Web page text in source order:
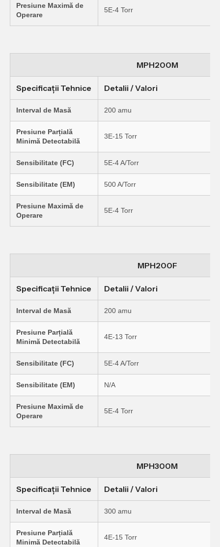
Presiune Maximă de
Operare
5E-4 Torr
MPH200M
Specificații Tehnice Detalii / Valori
Interval de Masă 200 amu
Presiune Parțială
Minimă Detectabilă
3E-15 Torr
Sensibilitate (FC) 5E-4 A/Torr
Sensibilitate (EM) 500 A/Torr
Presiune Maximă de
Operare
5E-4 Torr
MPH200F
Specificații Tehnice Detalii / Valori
Interval de Masă 200 amu
Presiune Parțială
Minimă Detectabilă
4E-13 Torr
Sensibilitate (FC) 5E-4 A/Torr
Sensibilitate (EM) N/A
Presiune Maximă de
Operare
5E-4 Torr
MPH300M
Specificații Tehnice Detalii / Valori
Interval de Masă 300 amu
Presiune Parțială
Minimă Detectabilă
4E-15 Torr